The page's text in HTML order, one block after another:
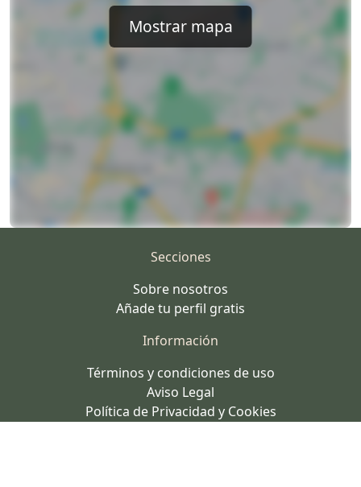
Mostrar mapa
Secciones
Sobre nosotros
Añade tu perfil gratis
Información
Términos y condiciones de uso
Aviso Legal
Política de Privacidad y Cookies